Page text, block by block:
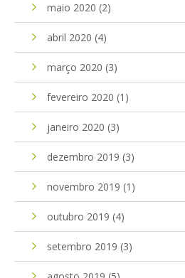
maio 2020 (2)
abril 2020 (4)
março 2020 (3)
fevereiro 2020 (1)
janeiro 2020 (3)
dezembro 2019 (3)
novembro 2019 (1)
outubro 2019 (4)
setembro 2019 (3)